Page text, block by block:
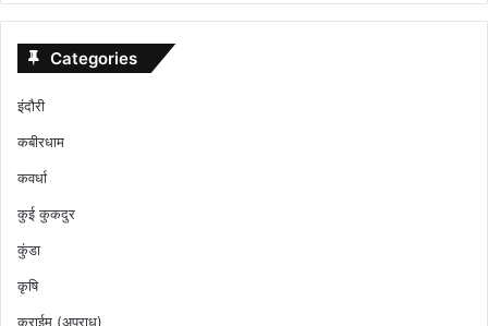
Categories
इंदौरी
कबीरधाम
कवर्धा
कुई कुकदुर
कुंडा
कृषि
क्राईम (अपराध)